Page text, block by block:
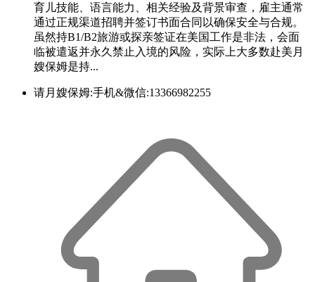
育儿技能、语言能力、相关经验及背景审查，雇主通常
通过正规渠道招聘并签订书面合同以确保安全与合规。
虽然持B1/B2旅游或探亲签证在美国工作是非法，会面
临被遣返并永久禁止入境的风险，实际上大多数赴美月
嫂保姆是持...
请月嫂保姆:手机&微信:13366982255